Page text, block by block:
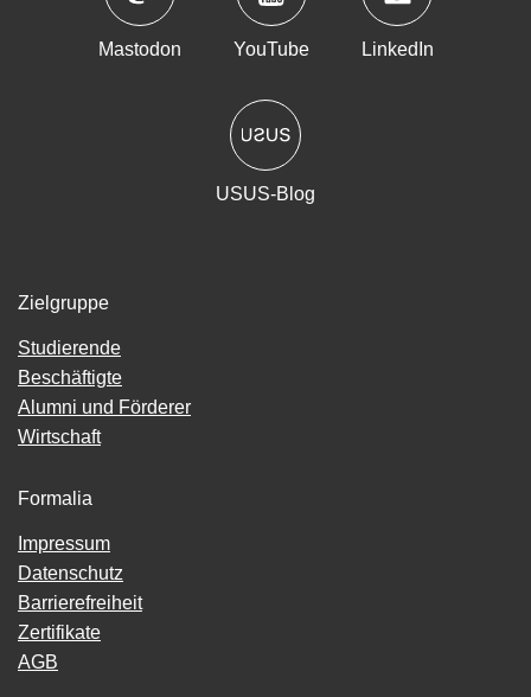
Mastodon YouTube LinkedIn
USUS-Blog
Zielgruppe
Studierende
Beschäftigte
Alumni und Förderer
Wirtschaft
Formalia
Impressum
Datenschutz
Barrierefreiheit
Zertifikate
AGB